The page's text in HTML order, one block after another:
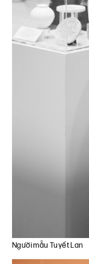
Người mẫu Tuyết Lan